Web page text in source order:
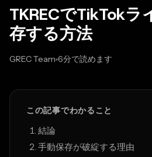
TKRECでTikTokラ
存する方法
GREC Team 6分で読めます
Mar 29, 2026
この記事でわかること
結論
手動保存が破綻する理由